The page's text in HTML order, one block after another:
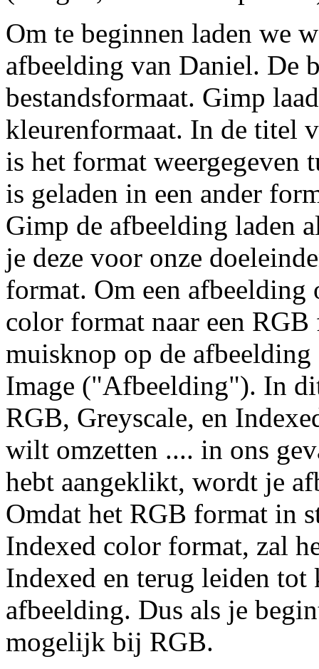
Om te beginnen laden we
afbeelding van Daniel. De
bestandsformaat. Gimp
kleurenformaat. In de titel
is het format weergegeven
is geladen in een ander
Gimp de afbeelding laden
je deze voor onze
format. Om een afbeelding
color format naar een
muisknop op de
Image ("Afbeelding"). In
RGB, Greyscale, en
wilt omzetten .... in ons
hebt aangeklikt, wordt je
Omdat het RGB format in
Indexed color format, zal
Indexed en terug leiden
afbeelding. Dus als je
mogelijk bij RGB.